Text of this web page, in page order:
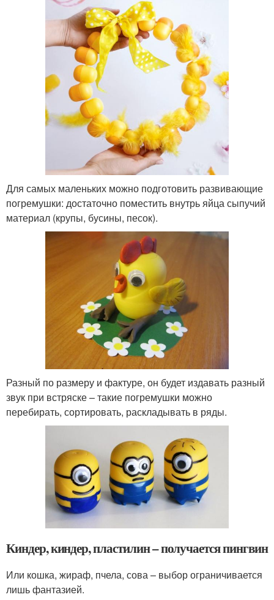
Для самых маленьких можно подготовить развивающие
погремушки: достаточно поместить внутрь яйца сыпучий
материал (крупы, бусины, песок).
Разный по размеру и фактуре, он будет издавать разный
звук при встряске – такие погремушки можно
перебирать, сортировать, раскладывать в ряды.
Киндер, киндер, пластилин – получается пингвин
Или кошка, жираф, пчела, сова – выбор ограничивается
лишь фантазией.